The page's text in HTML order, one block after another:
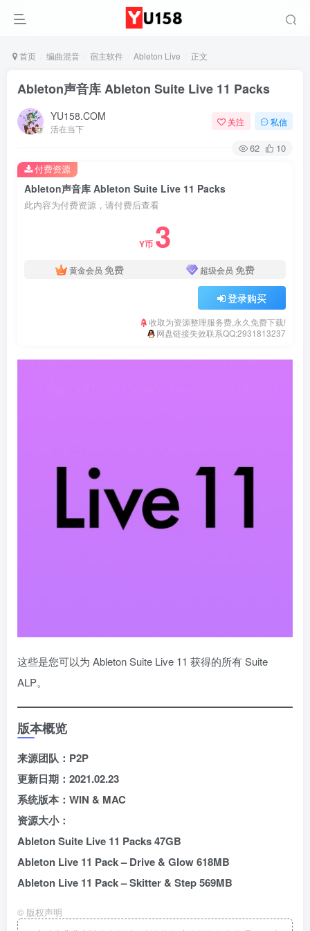
首页 编曲混音 宿主软件 Ableton Live 正文
Ableton声音库 Ableton Suite Live 11 Packs
YU158.COM
活在当下
关注 私信
62 10
Ableton声音库 Ableton Suite Live 11 Packs
此内容为付费资源，请付费后查看
Y币 3
黄金会员 免费 超级会员 免费
登录购买
收取为资源整理服务费,永久免费下载!
网盘链接失效联系QQ:2931813237
付费资源
这些是您可以为 Ableton Suite Live 11 获得的所有 Suite
ALP。
版本概览
来源团队：P2P
更新日期：2021.02.23
系统版本：WIN & MAC
资源大小：
Ableton Suite Live 11 Packs 47GB
Ableton Live 11 Pack – Drive & Glow 618MB
Ableton Live 11 Pack – Skitter & Step569MB
© 版权声明